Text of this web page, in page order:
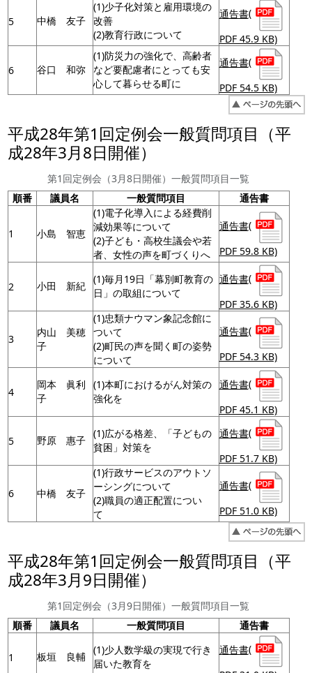
5 中橋 友子
(1)少子化対策と雇用環境の
改善
(2)教育行政について
通告書(
PDF 45.9 KB)
6 谷口 和弥
(1)防災力の強化で、高齢者
など要配慮者にとっても安
心して暮らせる町に
通告書(
PDF 54.5 KB)
平成28年第1回定例会一般質問項目（平
成28年3月8日開催）
第1回定例会（3月8日開催）一般質問項目一覧
順番
議員名 一般質問項目 通告書
1 小島 智恵
(1)電子化導入による経費削
減効果等について
(2)子ども・高校生議会や若
者、女性の声を町づくりへ
通告書(
PDF 59.8 KB)
2 小田 新紀
(1)毎月19日「幕別町教育の
日」の取組について
通告書(
PDF 35.6 KB)
3
内山 美穂
子
(1)忠類ナウマン象記念館に
ついて
(2)町民の声を聞く町の姿勢
について
通告書(
PDF 54.3 KB)
4
岡本 眞利
子
(1)本町におけるがん対策の
強化を
通告書(
PDF 45.1 KB)
5 野原 惠子
(1)広がる格差、「子どもの
貧困」対策を
通告書(
PDF 51.7 KB)
6 中橋 友子
(1)行政サービスのアウトソ
ーシングについて
(2)職員の適正配置につい
て
通告書(
PDF 51.0 KB)
平成28年第1回定例会一般質問項目（平
成28年3月9日開催）
第1回定例会（3月9日開催）一般質問項目一覧
順番
議員名 一般質問項目 通告書
1 板垣 良輔
(1)少人数学級の実現で行き
届いた教育を
通告書(